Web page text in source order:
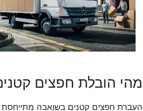
מהי הובלת חפצים
העברת חפצים קטנים בשואבה מתייחסת